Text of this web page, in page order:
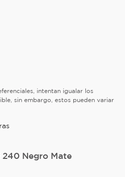
intentan igualar los
sin embargo, estos pueden variar
240 Negro Mate